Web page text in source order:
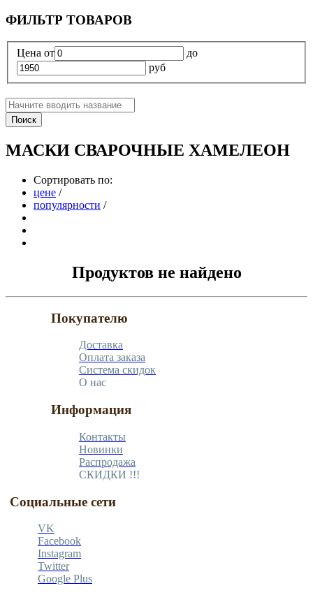
ФИЛЬТР ТОВАРОВ
Цена от
до
руб
Поиск
МАСКИ СВАРОЧНЫЕ ХАМЕЛЕОН
Сортировать по:
цене /
популярности /
Продуктов не найдено
Покупателю
Доставка
Оплата заказа
Система скидок
О нас
Информация
Контакты
Новинки
Распродажа
СКИДКИ !!!
Социальные сети
VK
Facebook
Instagram
Twitter
Google Plus